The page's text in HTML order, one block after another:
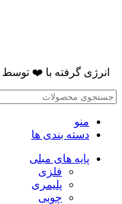
انرژی گرفته با ❤️ توسط
منو
دسته بندی ها
پایه های مبلی
فلزی
پلیمری
چوبی